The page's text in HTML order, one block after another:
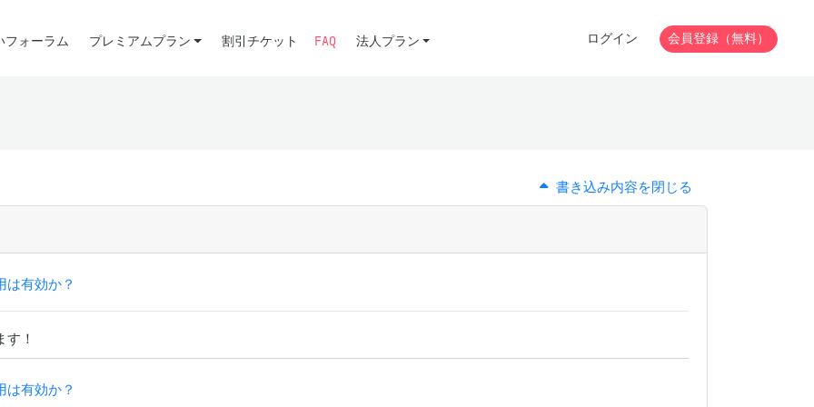
フォーラム プレミアムプラン 割引チケット FAQ 法人プラン ログイン 会員登録（無料）
書き込み内容を閉じる
有効か？
！
有効か？